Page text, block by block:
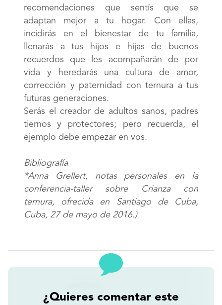
recomendaciones que sentís que se
adaptan mejor a tu hogar. Con ellas,
incidirás en el bienestar de tu familia,
llenarás a tus hijos e hijas de buenos
recuerdos que les acompañarán de por
vida y heredarás una cultura de amor,
corrección y paternidad con ternura a tus
futuras generaciones.
Serás el creador de adultos sanos, padres
tiernos y protectores; pero recuerda, el
ejemplo debe empezar en vos.
Bibliografía
*Anna Grellert, notas personales en la
conferencia-taller sobre Crianza con
ternura, ofrecida en Santiago de Cuba,
Cuba, 27 de mayo de 2016.)
¿Quieres comentar este